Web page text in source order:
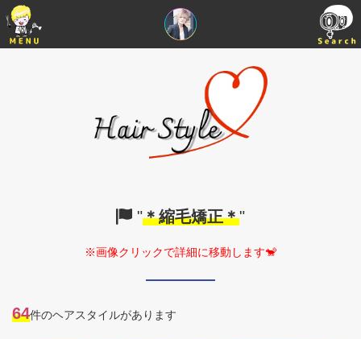
"＊縮毛矯正＊"
※画像クリックで詳細に移動します🐒
64件のヘアスタイルがあります